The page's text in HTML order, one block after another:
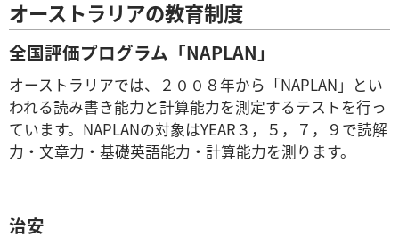
オーストラリアの教育制度
全国評価プログラム「NAPLAN」
オーストラリアでは、２００８年から「NAPLAN」とい
われる読み書き能力と計算能力を測定するテストを行っ
ています。NAPLANの対象はYEAR３，５，７，９で読解
力・文章力・基礎英語能力・計算能力を測ります。
治安